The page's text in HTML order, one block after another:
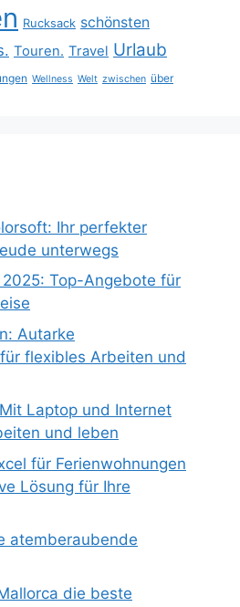
Rucksack schönsten
Touren. Travel Urlaub
Wellness Welt zwischen über
Ihr perfekter
unterwegs
Top-Angebote für
Autarke
flexibles Arbeiten und
Laptop und Internet
und leben
für Ferienwohnungen
Lösung für Ihre
atemberaubende
die beste